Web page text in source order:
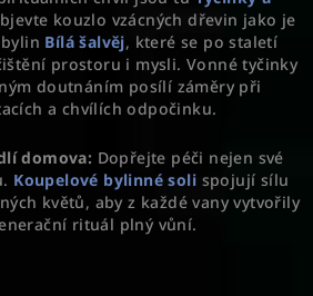
kouzlo vzácných dřevin jako je
Bílá šalvěj, které se po staletí
prostoru i mysli. Vonné tyčinky
doutnáním posílí záměry při
a chvílích odpočinku.
domova: Dopřejte péči nejen své
Koupelové bylinné soli spojují sílu
květů, aby z každé vany vytvořily
rituál plný vůní.